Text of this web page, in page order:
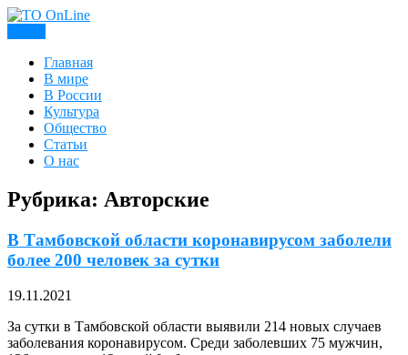
Skip
TO OnLine
Главная
В мире
В России
Культура
Общество
Статьи
О нас
Рубрика: Авторские
В Тамбовской области коронавирусом заболели
более 200 человек за сутки
19.11.2021
За сутки в Тамбовской области выявили 214 новых случаев
заболевания коронавирусом. Среди заболевших 75 мужчин,